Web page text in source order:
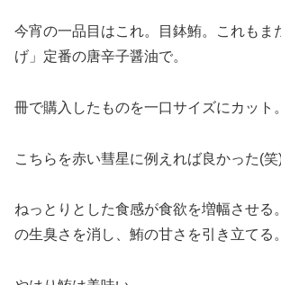
今宵の一品目はこれ。目鉢鮪。これもま
げ」定番の唐辛子醤油で。
冊で購入したものを一口サイズにカット。
こちらを赤い彗星に例えれば良かった(笑)
ねっとりとした食感が食欲を増幅させる
の生臭さを消し、鮪の甘さを引き立てる。